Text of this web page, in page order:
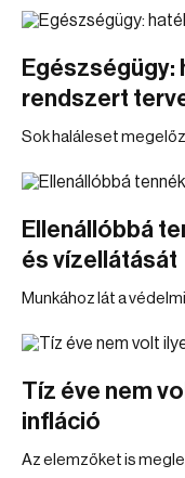
Egészségügy:
rendszert
Sok haláleset
Ellenállóbbá
és vízellátását
Munkához lát a
Tíz éve nem
infláció
Az elemzőket is